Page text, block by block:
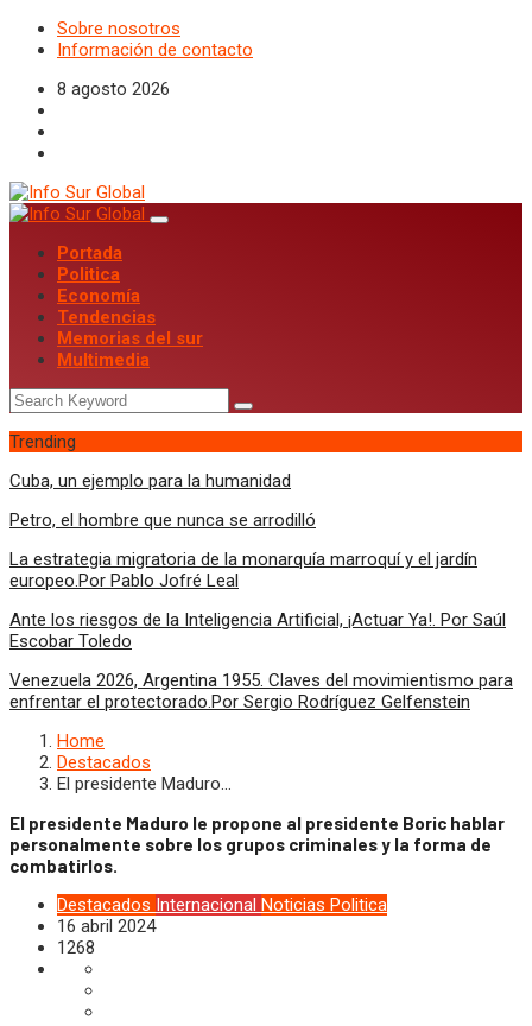
Sobre nosotros
Información de contacto
8 agosto 2026
Portada
Politica
Economía
Tendencias
Memorias del sur
Multimedia
Trending
Cuba, un ejemplo para la humanidad
Petro, el hombre que nunca se arrodilló
La estrategia migratoria de la monarquía marroquí y el jardín
europeo.Por Pablo Jofré Leal
Ante los riesgos de la Inteligencia Artificial, ¡Actuar Ya!. Por Saúl
Escobar Toledo
Venezuela 2026, Argentina 1955. Claves del movimientismo para
enfrentar el protectorado.Por Sergio Rodríguez Gelfenstein
Home
Destacados
El presidente Maduro…
El presidente Maduro le propone al presidente Boric hablar
personalmente sobre los grupos criminales y la forma de
combatirlos.
Destacados Internacional Noticias Politica
16 abril 2024
1268